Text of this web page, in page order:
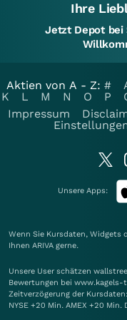
Ihre
Jetzt Depot bei
Aktien von A - Z: #
K
L M N O P
Impressum
Unsere Apps:
Wenn Sie Kursdaten,
Ihnen ARIVA gerne.
Unsere User schätzen
Bewertungen bei www.kagels-
Zeitverzögerung der
NYSE +20 Min. AMEX +20